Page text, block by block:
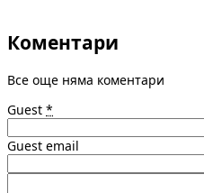
Коментари
Все още няма коментари
Guest *
Guest email